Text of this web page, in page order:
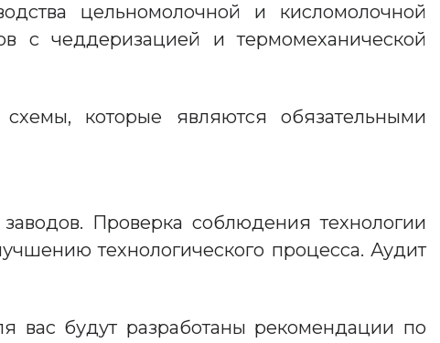
цельномолочной и кисломолочной
с чеддеризацией и термомеханической
которые являются обязательными
Проверка соблюдения технологии
технологического процесса. Аудит
вас будут разработаны рекомендации по